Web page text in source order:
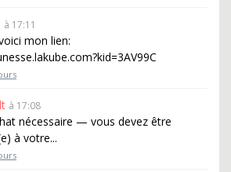
à 17:11
mon lien:
à 17:08
nécessaire — vous devez être
à votre...